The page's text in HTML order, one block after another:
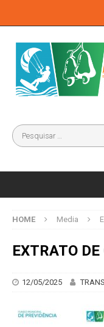
HOME Media
EXTRATO
12/05/2025